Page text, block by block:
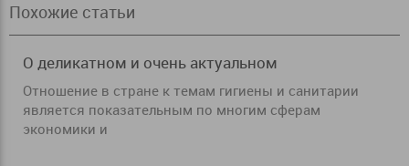
Похожие статьи
О деликатном и очень актуальном
Отношение в стране к темам гигиены и санитарии
является показательным по многим сферам
экономики и